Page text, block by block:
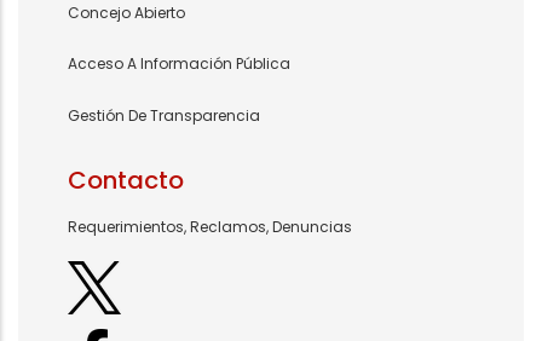
Concejo Abierto
Acceso A Información Pública
Gestión De Transparencia
Contacto
Requerimientos, Reclamos, Denuncias